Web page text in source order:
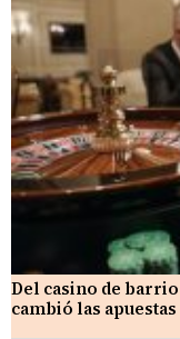
Del casino de
cambió las